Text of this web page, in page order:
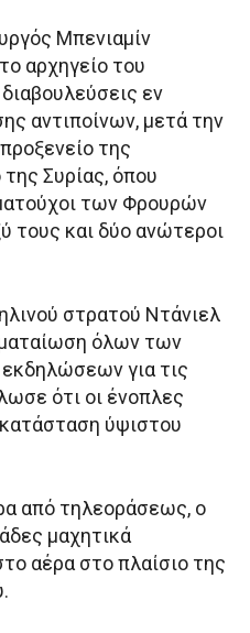
Μπενιαμίν
αρχηγείο του
εν
αντιποίνων, μετά την
της
Συρίας, όπου
των Φρουρών
τους και δύο ανώτεροι
στρατού Ντάνιελ
όλων των
για τις
ότι οι ένοπλες
ύψιστου
από τηλεοράσεως, ο
μαχητικά
αέρα στο πλαίσιο της